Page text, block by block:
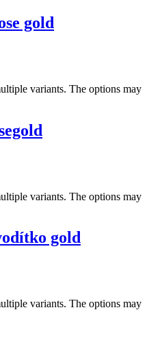
gold
variants. The options may
variants. The options may
gold
variants. The options may